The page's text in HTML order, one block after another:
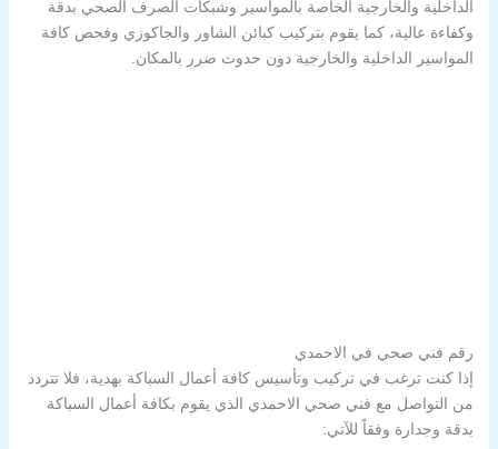
الداخلية والخارجية الخاصة بالمواسير وشبكات الصرف الصحي بدقة
وكفاءة عالية، كما يقوم بتركيب كبائن الشاور والجاكوزي وفحص كافة
المواسير الداخلية والخارجية دون حدوث ضرر بالمكان.
رقم فني صحي في الاحمدي
إذا كنت ترغب في تركيب وتأسيس كافة أعمال السباكة بهدية، فلا تتردد
من التواصل مع فني صحي الاحمدي الذي يقوم بكافة أعمال السباكة
بدقة وجدارة وفقاً للآتي: